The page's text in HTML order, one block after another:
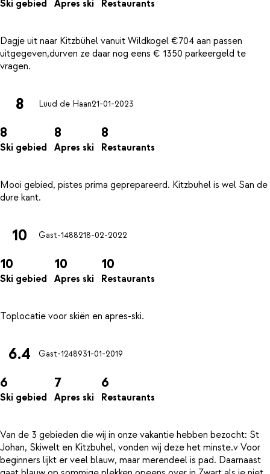
Ski gebied Apres ski Restaurants
Dagje uit naar Kitzbühel vanuit Wildkogel €704 aan passen
uitgegeven,durven ze daar nog eens € 1350 parkeergeld te
8 Luud de Haan21-01-2023
8
Ski gebied
8
Apres ski
8
Restaurants
Mooi gebied, pistes prima geprepareerd. Kitzbuhel is wel San de
10 Gast-1488218-02-2022
10
Ski gebied
10
Apres ski
10
Restaurants
6.4 Gast-1248931-01-2019
6
Ski gebied
7
Apres ski
6
Restaurants
Van de 3 gebieden die wij in onze vakantie hebben bezocht: St
Johan, Skiwelt en Kitzbuhel, vonden wij deze het minste.v Voor
beginners lijkt er veel blauw, maar merendeel is pad. Daarnaast